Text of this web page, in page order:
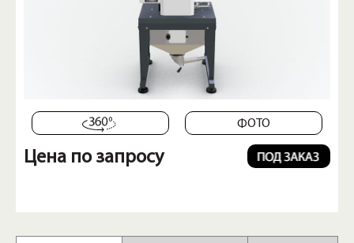
ФОТО
Цена по запросу